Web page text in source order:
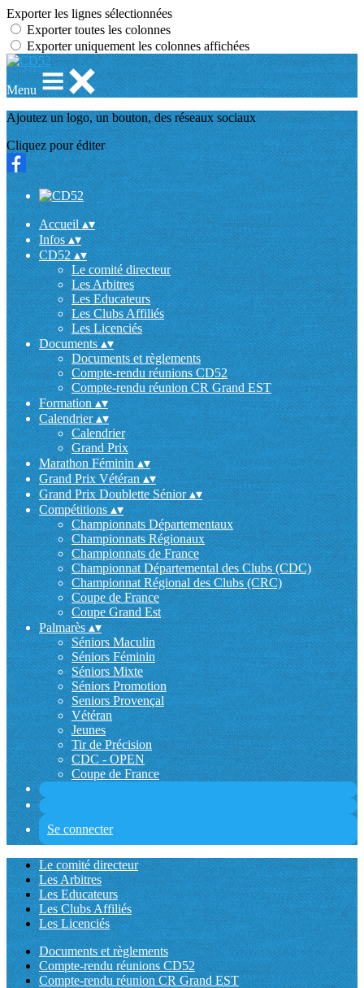
Exporter les lignes sélectionnées
Exporter toutes les colonnes
Exporter uniquement les colonnes affichées
Menu
Ajoutez un logo, un bouton, des réseaux sociaux
Cliquez pour éditer
Accueil▴▾
Infos▴▾
CD52▴▾
Le comité directeur
Les Arbitres
Les Educateurs
Les Clubs Affiliés
Les Licenciés
Documents▴▾
Documents et règlements
Compte-rendu réunions CD52
Compte-rendu réunion CR Grand EST
Formation▴▾
Calendrier▴▾
Calendrier
Grand Prix
Marathon Féminin▴▾
Grand Prix Vétéran▴▾
Grand Prix Doublette Sénior▴▾
Compétitions▴▾
Championnats Départementaux
Championnats Régionaux
Championnats de France
Championnat Départemental des Clubs (CDC)
Championnat Régional des Clubs (CRC)
Coupe de France
Coupe Grand Est
Palmarès▴▾
Séniors Maculin
Séniors Féminin
Séniors Mixte
Séniors Promotion
Seniors Provençal
Vétéran
Jeunes
Tir de Précision
CDC - OPEN
Coupe de France
Se connecter
Le comité directeur
Les Arbitres
Les Educateurs
Les Clubs Affiliés
Les Licenciés
Documents et règlements
Compte-rendu réunions CD52
Compte-rendu réunion CR Grand EST